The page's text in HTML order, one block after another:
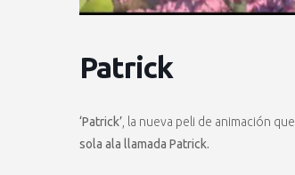
Patrick
‘Patrick’ , la nueva peli de animación
sola ala llamada Patrick.